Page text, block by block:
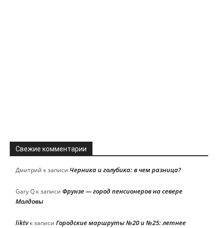
Свежие комментарии
Дмитрий к записи Черника и голубика: в чем разница?
Gary Q к записи Фрунзе — город пенсионеров на севере
Молдовы
liktvк записи Городские маршруты №20 и №25: летнее